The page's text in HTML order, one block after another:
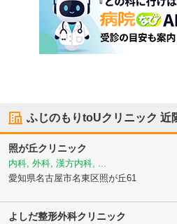
ふじのもりtoUクリニック 近
照が丘クリニック
内科, 外科, 漢方内科, ...
愛知県名古屋市名東区照が丘61
よしだ整形外科クリニック